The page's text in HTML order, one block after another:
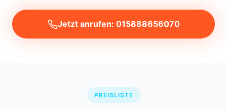
Jetzt anrufen: 015888656070
PREISLISTE